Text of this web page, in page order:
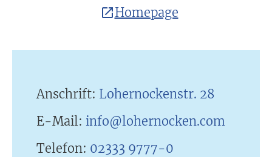
Homepage
Anschrift: Lohernockenstr. 28
E-Mail: info@lohernocken.com
Telefon: 02333 9777-0